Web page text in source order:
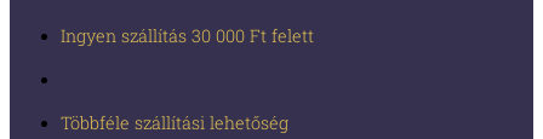
Ingyen szállítás 30 000 Ft felett
Többféle szállítási lehetőség